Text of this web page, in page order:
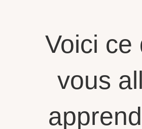
Voici ce
vous